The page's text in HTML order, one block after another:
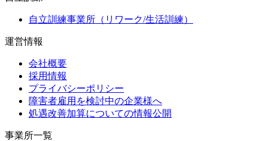
自立訓練事業所（リワーク/生活訓練）
運営情報
会社概要
採用情報
プライバシーポリシー
障害者雇用を検討中の企業様へ
処遇改善加算についての情報公開
事業所一覧